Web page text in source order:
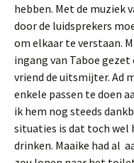
hebben. Met de muziek
door de luidsprekers
om elkaar te verstaan.
ingang van Taboe
vriend de uitsmijter. Ad
enkele passen te doen
ik hem nog steeds
situaties is dat toch wel
drinken. Maaike had al